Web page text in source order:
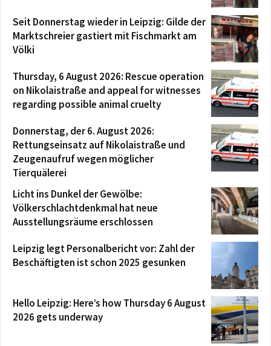
Seit Donnerstag wieder in Leipzig: Gilde der
Marktschreier gastiert mit Fischmarkt am
Völki
Thursday, 6 August 2026: Rescue operation
on Nikolaistraße and appeal for witnesses
regarding possible animal cruelty
Donnerstag, der 6. August 2026:
Rettungseinsatz auf Nikolaistraße und
Zeugenaufruf wegen möglicher
Tierquälerei
Licht ins Dunkel der Gewölbe:
Völkerschlachtdenkmal hat neue
Ausstellungsräume erschlossen
Leipzig legt Personalbericht vor: Zahl der
Beschäftigten ist schon 2025 gesunken
Hello Leipzig: Here’s how Thursday 6 August
2026 gets underway